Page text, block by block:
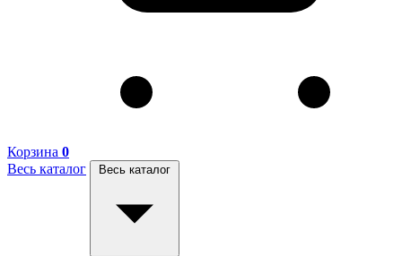
Корзина 0
Весь каталог
Весь каталог